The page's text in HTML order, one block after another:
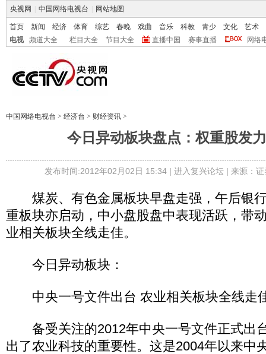
央视网 中国网络电视台 网站地图
首页 新闻 经济 体育 综艺 春晚 戏曲 音乐 科教 青少 文化
艺术
电视
频道大全 栏目大全 节目大全 直播中国 赛事直播 网络
中国网络电视台 > 经济台 > 财经资讯 >
今日异动板块盘点：权重股发
发布时间:2012年02月02日 15:34 | 进入复兴论坛| 来源：
煤炭、有色金属板块早盘走强，午后银
重板块亦启动，中小盘股盘中表现活跃，带
业相关板块全线走佳。
今日异动板块：
中央一号文件出台 农业相关板块全线走
备受关注的2012年中央一号文件正式出
出了农业科技的重要性。这是2004年以来中